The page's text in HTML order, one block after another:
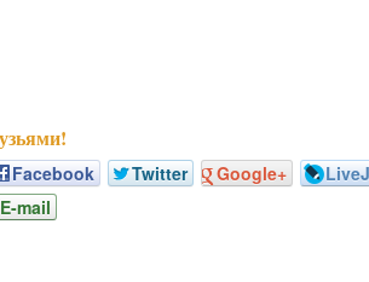
Facebook Twitter Google+
E-mail